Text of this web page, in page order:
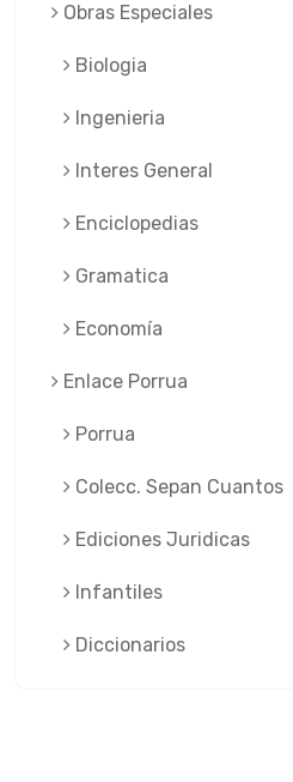
Obras Especiales
Biologia
Ingenieria
Interes General
Enciclopedias
Gramatica
Economía
Enlace Porrua
Porrua
Colecc. Sepan Cuantos
Ediciones Juridicas
Infantiles
Diccionarios